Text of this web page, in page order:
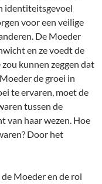
identiteitsgevoel
voor een veilige
De Moeder
en ze voedt de
kunnen zeggen dat
de groei in
te ervaren, moet de
tussen de
van haar wezen. Hoe
Door het
Moeder en de rol